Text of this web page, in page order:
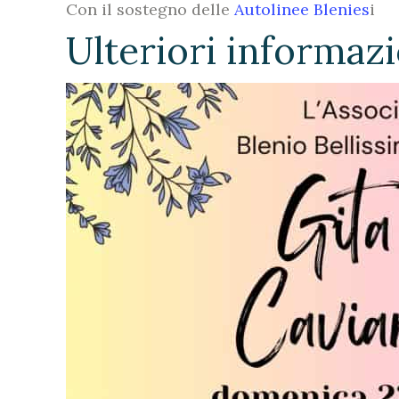
Con il sostegno delleAutolinee Bleniesi
Ulteriori